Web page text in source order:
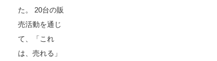
た。 20台の販
売活動を通じ
て、「これ
は、売れる」